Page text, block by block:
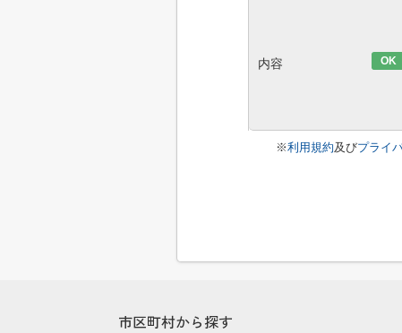
内容 OK
※利用規約及びプライ
市区町村から探す